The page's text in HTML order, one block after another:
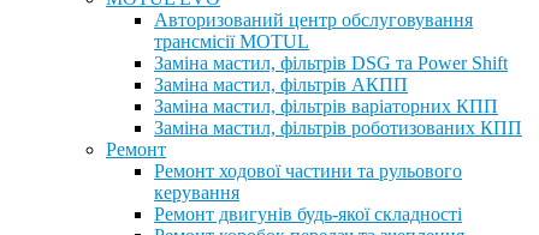
Авторизований центр обслуговування
трансмісії MOTUL
Заміна мастил, фільтрів DSG та Power Shift
Заміна мастил, фільтрів АКПП
Заміна мастил, фільтрів варіаторних КПП
Заміна мастил, фільтрів роботизованих КПП
Ремонт
Ремонт ходової частини та рульового
керування
Ремонт двигунів будь-якої складності